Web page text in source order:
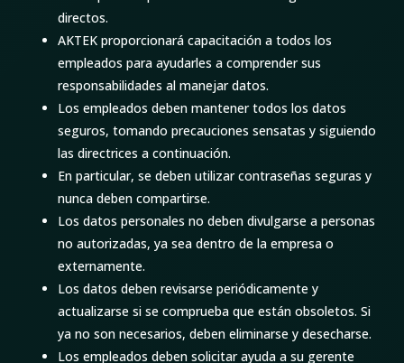
directos.
AKTEK proporcionará capacitación a todos los
empleados para ayudarles a comprender sus
responsabilidades al manejar datos.
Los empleados deben mantener todos los datos
seguros, tomando precauciones sensatas y siguiendo
las directrices a continuación.
En particular, se deben utilizar contraseñas seguras y
nunca deben compartirse.
Los datos personales no deben divulgarse a personas
no autorizadas, ya sea dentro de la empresa o
externamente.
Los datos deben revisarse periódicamente y
actualizarse si se comprueba que están obsoletos. Si
ya no son necesarios, deben eliminarse y desecharse.
Los empleados deben solicitar ayuda a su gerente